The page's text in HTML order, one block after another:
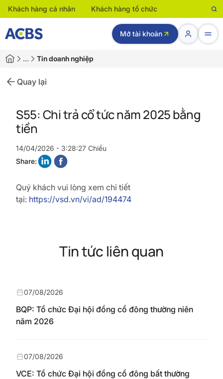
Khách hàng cá nhân Khách hàng tổ chức
Mở tài khoản
… Tin doanh nghiệp
Quay lại
S55: Chi trả cổ tức năm 2025 bằng
tiền
14/04/2026 - 3:28:27 Chiều
Share:
Quý khách vui lòng xem chi tiết
tại: https://vsd.vn/vi/ad/194474
Tin tức liên quan
BQP: Tổ chức Đại hội đồng cổ đông thường niên
năm 2026
07/08/2026
VCE: Tổ chức Đại hội đồng cổ đông bất thường
07/08/2026